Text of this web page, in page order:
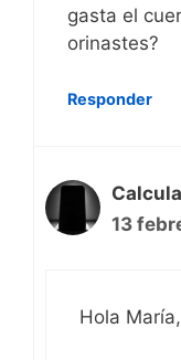
gasta el
orinastes?
Responder
13
Hola María,